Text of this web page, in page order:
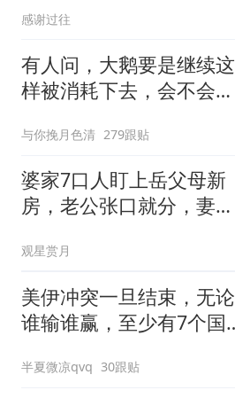
感谢过往
有人问，大鹅要是继续这
样被消耗下去，会不会灭
与你挽月色清 279跟贴
婆家7口人盯上岳父母新
房，老公张口就分，妻子
观星赏月
美伊冲突一旦结束，无论
谁输谁赢，至少有7个国
半夏微凉qvq 30跟贴